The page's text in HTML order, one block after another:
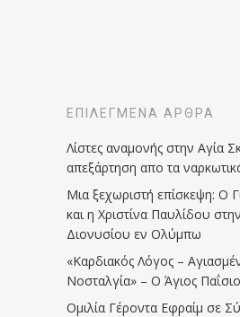
ΕΠΙΛΕΓΜΈΝΑ ΆΡΘΡΑ
Λίστες αναμονής στην Αγία
απεξάρτηση απο τα
Μια ξεχωριστή επίσκεψη: Ο
και η Χριστίνα Παυλίδου
Διονυσίου εν Ολύμπω
«Καρδιακός Λόγος –
Νοσταλγία» – Ο Άγιος
Ομιλία Γέροντα Εφραίμ σε